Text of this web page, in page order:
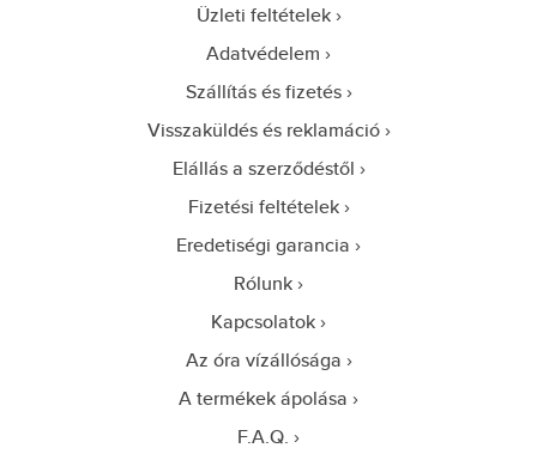
Üzleti feltételek
Adatvédelem
Szállítás és fizetés
Visszaküldés és reklamáció
Elállás a szerződéstől
Fizetési feltételek
Eredetiségi garancia
Rólunk
Kapcsolatok
Az óra vízállósága
A termékek ápolása
F.A.Q.